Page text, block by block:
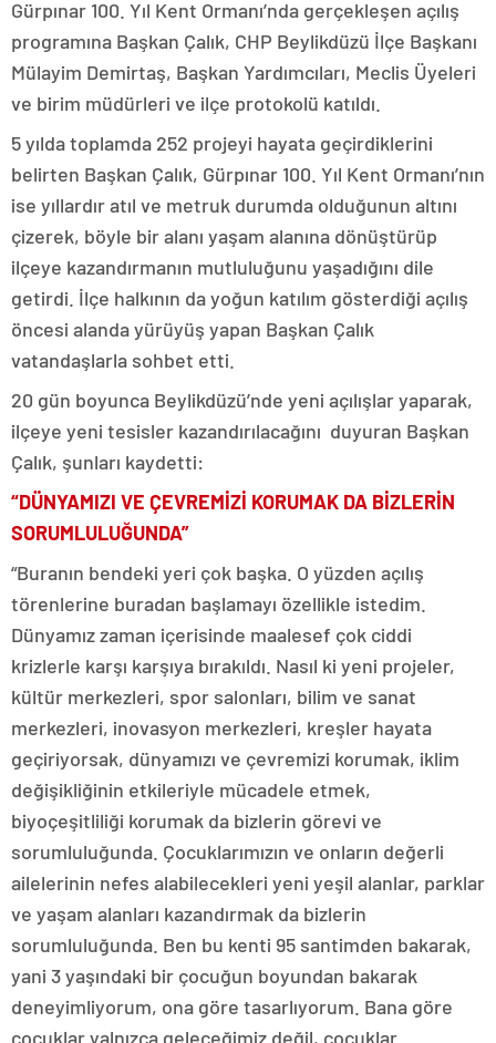
Gürpınar 100. Yıl Kent Ormanı’nda gerçekleşen açılış
programına Başkan Çalık, CHP Beylikdüzü İlçe Başkanı
Mülayim Demirtaş, Başkan Yardımcıları, Meclis Üyeleri
ve birim müdürleri ve ilçe protokolü katıldı.
5 yılda toplamda 252 projeyi hayata geçirdiklerini
belirten Başkan Çalık, Gürpınar 100. Yıl Kent Ormanı’nın
ise yıllardır atıl ve metruk durumda olduğunun altını
çizerek, böyle bir alanı yaşam alanına dönüştürüp
ilçeye kazandırmanın mutluluğunu yaşadığını dile
getirdi. İlçe halkının da yoğun katılım gösterdiği açılış
öncesi alanda yürüyüş yapan Başkan Çalık
vatandaşlarla sohbet etti.
20 gün boyunca Beylikdüzü’nde yeni açılışlar yaparak,
ilçeye yeni tesisler kazandırılacağını duyuran Başkan
Çalık, şunları kaydetti:
“DÜNYAMIZI VE ÇEVREMİZİ KORUMAK DA BİZLERİN
SORUMLULUĞUNDA”
“Buranın bendeki yeri çok başka. O yüzden açılış
törenlerine buradan başlamayı özellikle istedim.
Dünyamız zaman içerisinde maalesef çok ciddi
krizlerle karşı karşıya bırakıldı. Nasıl ki yeni projeler,
kültür merkezleri, spor salonları, bilim ve sanat
merkezleri, inovasyon merkezleri, kreşler hayata
geçiriyorsak, dünyamızı ve çevremizi korumak, iklim
değişikliğinin etkileriyle mücadele etmek,
biyoçeşitliliği korumak da bizlerin görevi ve
sorumluluğunda. Çocuklarımızın ve onların değerli
ailelerinin nefes alabilecekleri yeni yeşil alanlar, parklar
ve yaşam alanları kazandırmak da bizlerin
sorumluluğunda. Ben bu kenti 95 santimden bakarak,
yani 3 yaşındaki bir çocuğun boyundan bakarak
deneyimliyorum, ona göre tasarlıyorum. Bana göre
çocuklar yalnızca geleceğimiz değil, çocuklar